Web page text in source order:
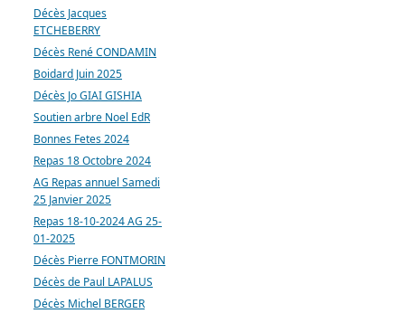
Décès Jacques
ETCHEBERRY
Décès René CONDAMIN
Boidard Juin 2025
Décès Jo GIAI GISHIA
Soutien arbre Noel EdR
Bonnes Fetes 2024
Repas 18 Octobre 2024
AG Repas annuel Samedi
25 Janvier 2025
Repas 18-10-2024 AG 25-
01-2025
Décès Pierre FONTMORIN
Décès de Paul LAPALUS
Décès Michel BERGER